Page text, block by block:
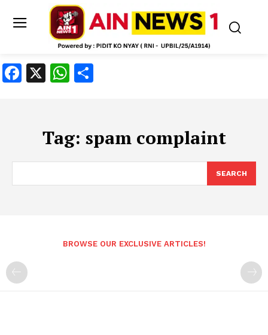
Facebook
X WhatsApp
Tag: spam complaint
SEARCH
BROWSE OUR EXCLUSIVE ARTICLES!